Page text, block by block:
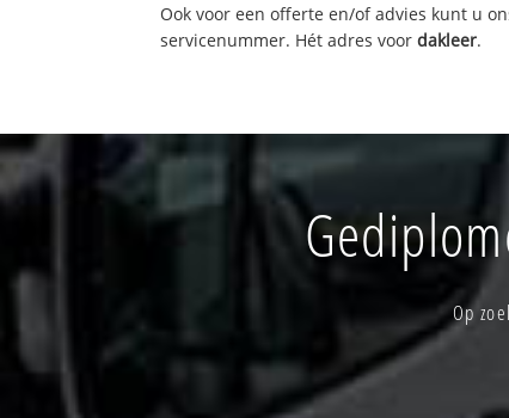
Ook voor een offerte en/of advies kunt u
servicenummer. Hét adres voordakleer.
Op